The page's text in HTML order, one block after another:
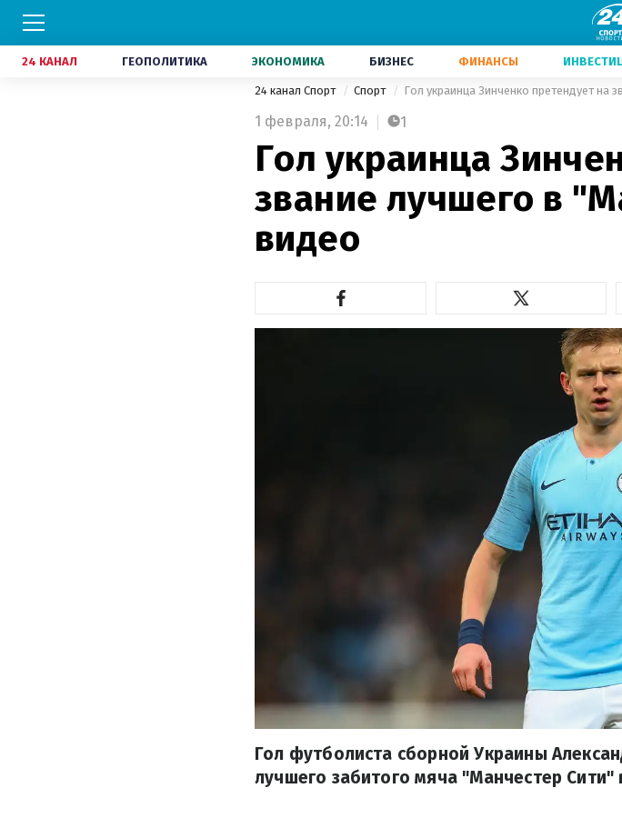
24 КАНАЛ ГЕОПОЛИТИКА ЭКОНОМИКА БИЗНЕС ФИНАНСЫ
24 канал Спорт Спорт Гол украинца Зинченко претендует на
1 февраля, 20:14 1
Гол украинца
звание лучшего в
видео
Гол футболиста сборной Украины
лучшего забитого мяча "Манчестер Сити"